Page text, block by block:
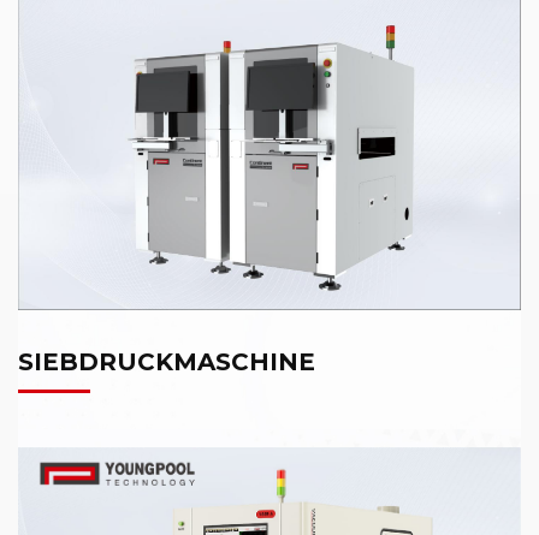
SIEBDRUCKMASCHINE